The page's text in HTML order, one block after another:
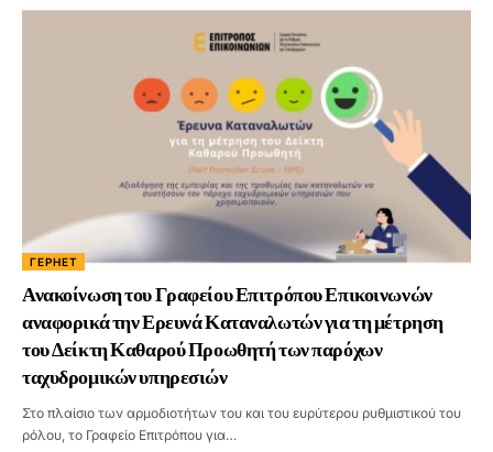
ΓΕΡΗΕΤ
Ανακοίνωση του Γραφείου Επιτρόπου Επικοινωνών
αναφορικά την Ερευνά Καταναλωτών για τη μέτρηση
του Δείκτη Καθαρού Προωθητή των παρόχων
ταχυδρομικών υπηρεσιών
Στο πλαίσιο των αρμοδιοτήτων του και του ευρύτερου ρυθμιστικού του
ρόλου, το Γραφείο Επιτρόπου για…